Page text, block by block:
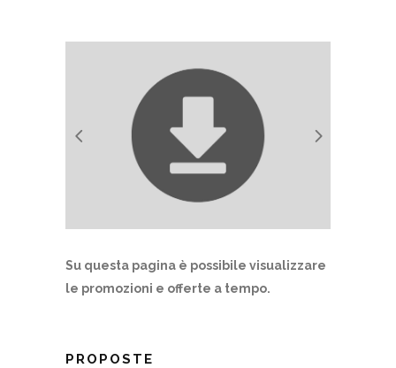
Su questa pagina è possibile visualizzare
le promozioni e offerte a tempo.
PROPOSTE